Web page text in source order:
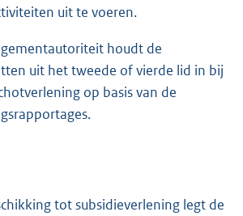
uit te voeren.
houdt de
uit het tweede of vierde lid in bij
op basis van de
tot subsidieverlening legt de